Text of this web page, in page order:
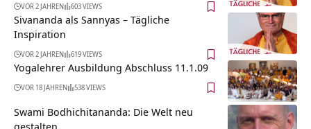
VOR 2 JAHREN 603 VIEWS
Sivananda als Sannyas – Tägliche
Inspiration
VOR 2 JAHREN 619 VIEWS
Yogalehrer Ausbildung Abschluss 11.1.09
VOR 18 JAHREN 538 VIEWS
Swami Bodhichitananda: Die Welt neu
gestalten